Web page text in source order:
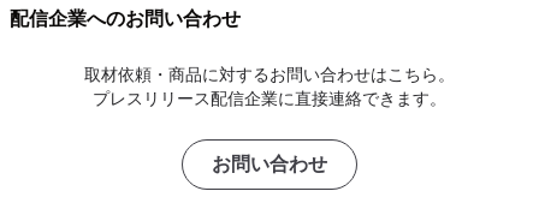
配信企業へのお問い合わせ
取材依頼・商品に対するお問い合わせはこちら。
プレスリリース配信企業に直接連絡できます。
お問い合わせ